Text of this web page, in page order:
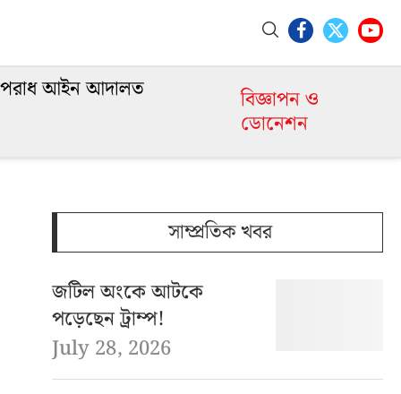
আইন আদালত বিজ্ঞাপন ও
ডোনেশন
সাম্প্রতিক খবর
জটিল অংকে আটকে
পড়েছেন ট্রাম্প!
July 28, 2026